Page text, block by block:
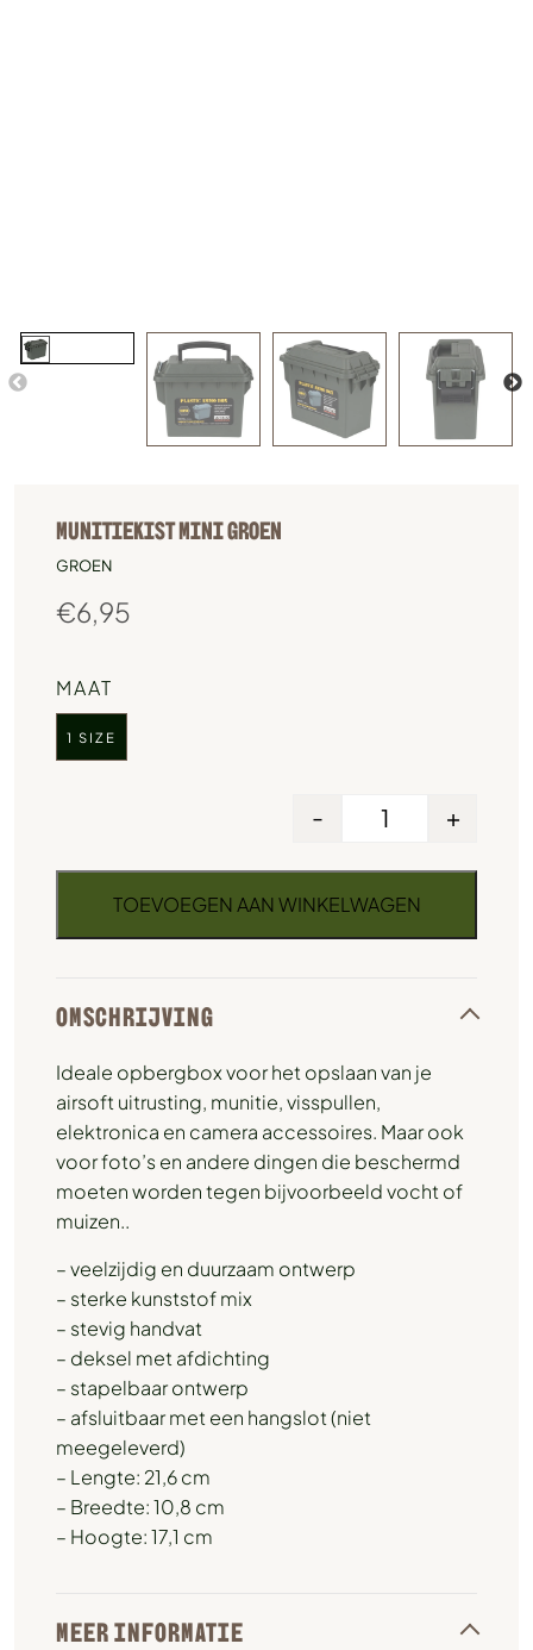
MUNITIEKIST MINI GROEN
GROEN
€6,95
MAAT
1 SIZE
- +
TOEVOEGEN AAN WINKELWAGEN
OMSCHRIJVING
Ideale opbergbox voor het opslaan van je
airsoft uitrusting, munitie, visspullen,
elektronica en camera accessoires. Maar ook
voor foto’s en andere dingen die beschermd
moeten worden tegen bijvoorbeeld vocht of
muizen..
– veelzijdig en duurzaam ontwerp
– sterke kunststof mix
– stevig handvat
– deksel met afdichting
– stapelbaar ontwerp
– afsluitbaar met een hangslot (niet
meegeleverd)
– Lengte: 21,6 cm
– Breedte: 10,8 cm
– Hoogte: 17,1 cm
MEER INFORMATIE